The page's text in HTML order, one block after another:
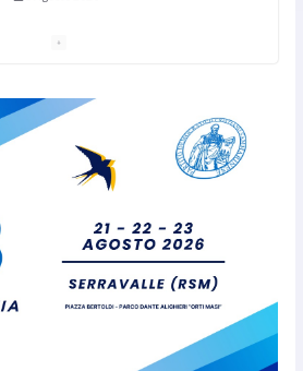
Pesca sportiva, tre prove di
campionato tra acque dolci e di
mare
5 Agosto 2026
San Marino. Il 6 agosto è ancora
Giovedì in Centro. Il Centro
storico torna protagonista di
sera tra shopping, cultura e